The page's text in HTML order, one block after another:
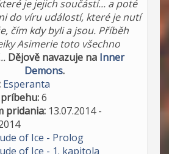
je jejich součástí... a poté
do víru událostí, které je nutí
čím kdy byli a jsou. Příběh
Asimerie toto všechno
Dějově navazuje na Inner
Demons.
Esperanta
6
pridania: 13.07.2014 -
of Ice - Prolog
of Ice - 1. kapitola